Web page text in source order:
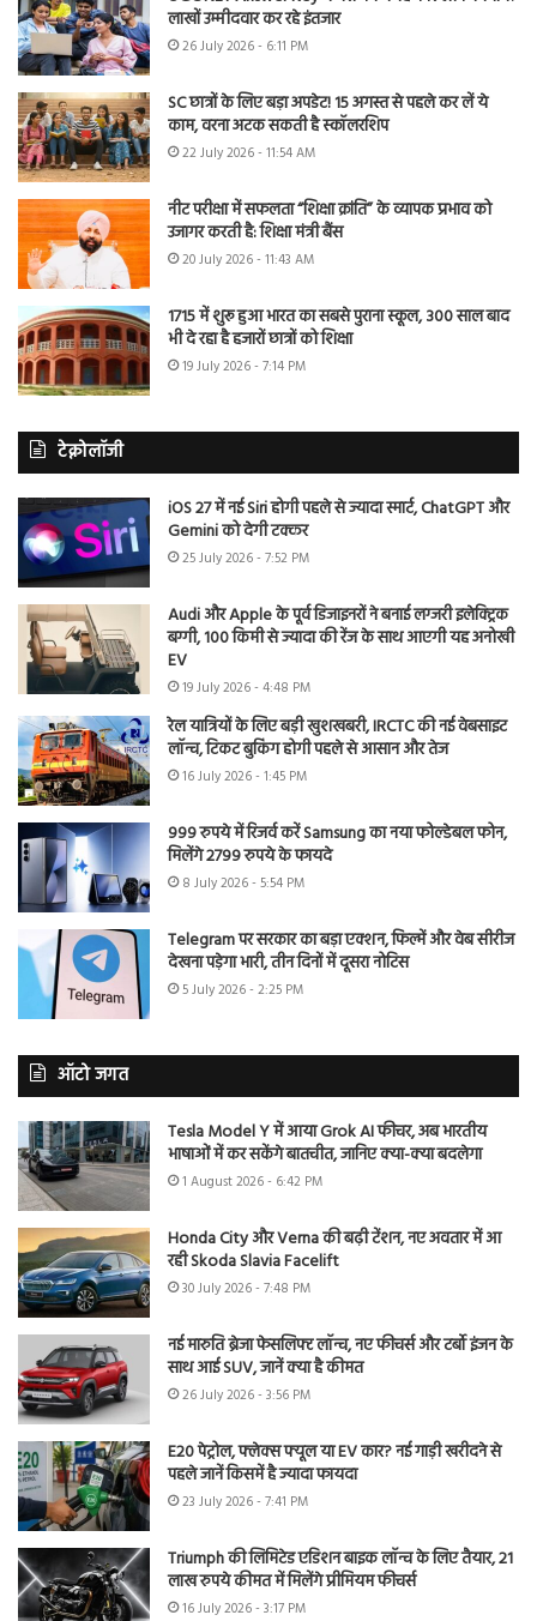
लाखों उम्मीदवार कर रहे इंतजार
26 July 2026 - 6:11 PM
SC छात्रों के लिए बड़ा अपडेट! 15 अगस्त से पहले कर लें ये
काम, वरना अटक सकती है स्कॉलरशिप
22 July 2026 - 11:54 AM
नीट परीक्षा में सफलता “शिक्षा क्रांति” के व्यापक प्रभाव को
उजागर करती है: शिक्षा मंत्री बैंस
20 July 2026 - 11:43 AM
1715 में शुरू हुआ भारत का सबसे पुराना स्कूल, 300 साल बाद
भी दे रहा है हजारों छात्रों को शिक्षा
19 July 2026 - 7:14 PM
टेक्नोलॉजी
iOS 27 में नई Siri होगी पहले से ज्यादा स्मार्ट, ChatGPT और
Gemini को देगी टक्कर
25 July 2026 - 7:52 PM
Audi और Apple के पूर्व डिजाइनरों ने बनाई लग्जरी इलेक्ट्रिक
बग्गी, 100 किमी से ज्यादा की रेंज के साथ आएगी यह अनोखी
EV
19 July 2026 - 4:48 PM
रेल यात्रियों के लिए बड़ी खुशखबरी, IRCTC की नई वेबसाइट
लॉन्च, टिकट बुकिंग होगी पहले से आसान और तेज
16 July 2026 - 1:45 PM
999 रुपये में रिजर्व करें Samsung का नया फोल्डेबल फोन,
मिलेंगे 2799 रुपये के फायदे
8 July 2026 - 5:54 PM
Telegram पर सरकार का बड़ा एक्शन, फिल्में और वेब सीरीज
देखना पड़ेगा भारी, तीन दिनों में दूसरा नोटिस
5 July 2026 - 2:25 PM
ऑटो जगत
Tesla Model Y में आया Grok AI फीचर, अब भारतीय
भाषाओं में कर सकेंगे बातचीत, जानिए क्या-क्या बदलेगा
1 August 2026 - 6:42 PM
Honda City और Verna की बढ़ी टेंशन, नए अवतार में आ
रही Skoda Slavia Facelift
30 July 2026 - 7:48 PM
नई मारुति ब्रेजा फेसलिफ्ट लॉन्च, नए फीचर्स और टर्बो इंजन के
साथ आई SUV, जानें क्या है कीमत
26 July 2026 - 3:56 PM
E20 पेट्रोल, फ्लेक्स फ्यूल या EV कार? नई गाड़ी खरीदने से
पहले जानें किसमें है ज्यादा फायदा
23 July 2026 - 7:41 PM
Triumph की लिमिटेड एडिशन बाइक लॉन्च के लिए तैयार, 21
लाख रुपये कीमत में मिलेंगे प्रीमियम फीचर्स
16 July 2026 - 3:17 PM